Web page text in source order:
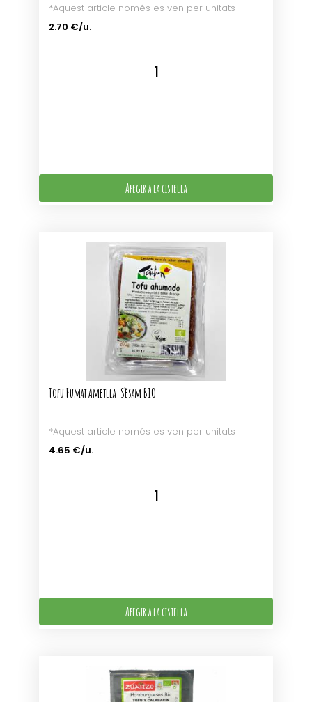
*Aquest article només es ven per unitats
2.70 €/u.
Afegir a la cistella
Tofu Fumat Ametlla-Sèsam BIO
*Aquest article només es ven per unitats
4.65 €/u.
Afegir a la cistella